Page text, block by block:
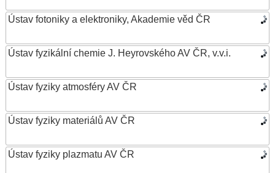
Ústav fotoniky a elektroniky, Akademie věd ČR
Ústav fyzikální chemie J. Heyrovského AV ČR, v.v.i.
Ústav fyziky atmosféry AV ČR
Ústav fyziky materiálů AV ČR
Ústav fyziky plazmatu AV ČR